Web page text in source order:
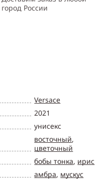
город России
Versace
2021
унисекс
восточный,
цветочный
бобы тонка, ирис
амбра, мускус